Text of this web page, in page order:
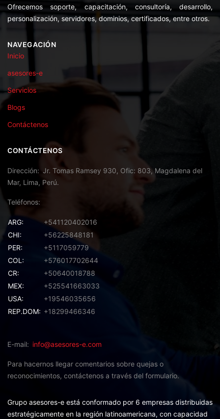
Ofrecemos soporte, capacitación, consultoría, desarrollo,
personalización, servidores, dominios, certificados, entre otros.
NAVEGACIÓN
Inicio
asesores-e
Servicios
Blogs
Contáctenos
CONTÁCTENOS
Dirección
Jr. Tomas Ramsey 930, Ofic: 803, Magdalena del
Mar, Lima, Perú.
Teléfonos
ARG:
+541120402016
CHI:
+56225848181
PER:
+5117059779
COL:
+576017702644
CR:
+50640018788
MEX:
+525541663033
USA:
+19546035656
REP.DOM: +18299466346
E-mail info@asesores-e.com
Para hacernos llegar comentarios sobre quejas o
reconocimientos, contáctenos a través del formulario.
Grupo asesores-e está conformado por 6 empresas distribuidas
estratégicamente en la región latinoamericana, con capacidad